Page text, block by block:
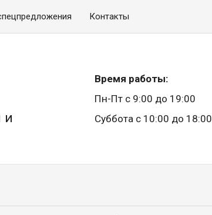
Контакты
и
Время работы:
Пн-Пт с 9:00 до 19:00
Суббота с 10:00 до 18:00